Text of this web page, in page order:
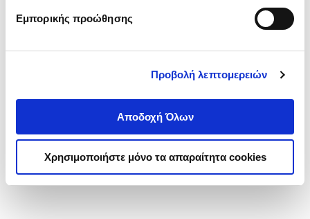
Εμπορικής προώθησης
Προβολή λεπτομερειών
Αποδοχή Όλων
Χρησιμοποιήστε μόνο τα απαραίτητα cookies